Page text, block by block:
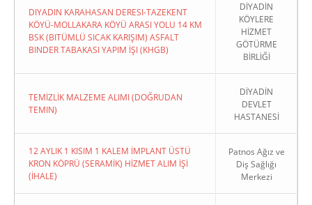
DIYADIN KARAHASAN DERESI-TAZEKENT
KÖYÜ-MOLLAKARA KÖYÜ ARASI YOLU 14 KM
BSK (BITÜMLÜ SICAK KARIŞIM) ASFALT
BINDER TABAKASI YAPIM İŞI (KHGB)
DİYADİN
KÖYLERE
HİZMET
GÖTÜRME
BİRLİĞİ
TEMİZLİK MALZEME ALIMI (DOĞRUDAN
TEMIN)
DİYADİN
DEVLET
HASTANESİ
12 AYLIK 1 KISIM 1 KALEM İMPLANT ÜSTÜ
KRON KÖPRÜ (SERAMİK) HİZMET ALIM İŞİ
(İHALE)
Patnos Ağız ve
Diş Sağlığı
Merkezi